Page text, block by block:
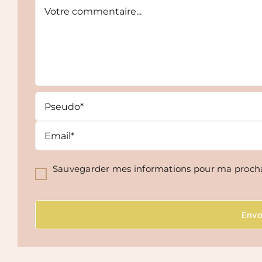
Comment
Sauvegarder mes informations pour ma